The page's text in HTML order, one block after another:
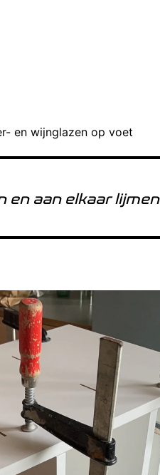
en wijnglazen op voet
en aan elkaar lijmen